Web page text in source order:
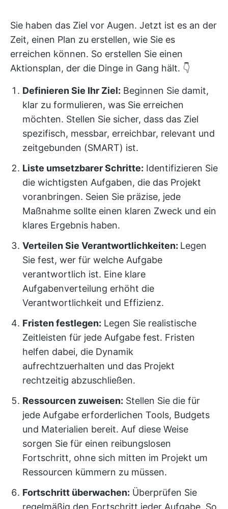
Sie haben das Ziel vor Augen. Jetzt ist es an der
Zeit, einen Plan zu erstellen, wie Sie es
erreichen können. So erstellen Sie einen
Aktionsplan, der die Dinge in Gang hält. 👇
Definieren Sie Ihr Ziel: Beginnen Sie damit,
klar zu formulieren, was Sie erreichen
möchten. Stellen Sie sicher, dass das Ziel
spezifisch, messbar, erreichbar, relevant und
zeitgebunden (SMART) ist.
Liste umsetzbarer Schritte: Identifizieren Sie
die wichtigsten Aufgaben, die das Projekt
voranbringen. Seien Sie präzise, jede
Maßnahme sollte einen klaren Zweck und ein
klares Ergebnis haben.
Verteilen Sie Verantwortlichkeiten: Legen
Sie fest, wer für welche Aufgabe
verantwortlich ist. Eine klare
Aufgabenverteilung erhöht die
Verantwortlichkeit und Effizienz.
Fristen festlegen: Legen Sie realistische
Zeitleisten für jede Aufgabe fest. Fristen
helfen dabei, die Dynamik
aufrechtzuerhalten und das Projekt
rechtzeitig abzuschließen.
Ressourcen zuweisen: Stellen Sie die für
jede Aufgabe erforderlichen Tools, Budgets
und Materialien bereit. Auf diese Weise
sorgen Sie für einen reibungslosen
Fortschritt, ohne sich mitten im Projekt um
Ressourcen kümmern zu müssen.
Fortschritt überwachen: Überprüfen Sie
regelmäßig den Fortschritt jeder Aufgabe. So